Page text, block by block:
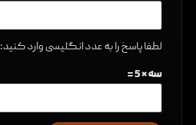
لطفا پاسخ را به عدد انگلیسی وارد کنید:
سه × 5 =